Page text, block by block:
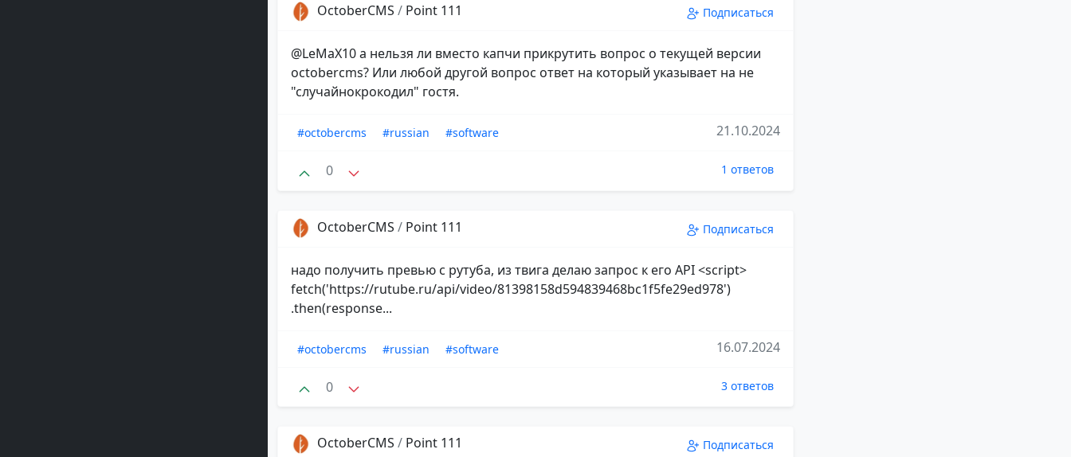
OctoberCMS / Point 111 Подписаться
@LeMaX10 а нельзя ли вместо капчи прикрутить вопрос о текущей версии
octobercms? Или любой другой вопрос ответ на который указывает на не
"случайнокрокодил" гостя.
#octobercms #russian #software 21.10.2024
0 1 ответов
OctoberCMS / Point 111 Подписаться
надо получить превью с рутуба, из твига делаю запрос к его API <script>
fetch('https://rutube.ru/api/video/81398158d594839468bc1f5fe29ed978')
.then(response...
#octobercms #russian #software 16.07.2024
0 3 ответов
OctoberCMS / Point 111 Подписаться